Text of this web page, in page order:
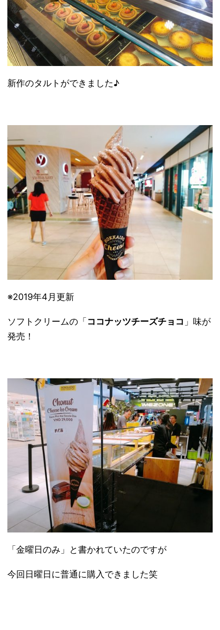
新作のタルトができました♪
※2019年4月更新
ソフトクリームの「ココナッツチーズチョコ 」味が
発売！
「金曜日のみ」と書かれていたのですが
今回日曜日に普通に購入できました笑